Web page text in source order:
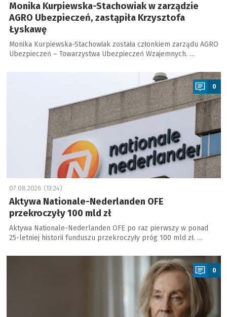
Monika Kurpiewska-Stachowiak w zarządzie
AGRO Ubezpieczeń, zastąpiła Krzysztofa
Łyskawę
Monika Kurpiewska-Stachowiak została członkiem zarządu AGRO
Ubezpieczeń – Towarzystwa Ubezpieczeń Wzajemnych. …
0
07.08.2026 (13:24)
Aktywa Nationale-Nederlanden OFE
przekroczyły 100 mld zł
Aktywa Nationale-Nederlanden OFE po raz pierwszy w ponad
25-letniej historii funduszu przekroczyły próg 100 mld zł. …
a
0